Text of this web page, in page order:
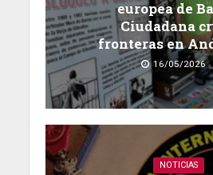
europea de
Ciudadana
fronteras en
16/05/2026
NOTICIAS